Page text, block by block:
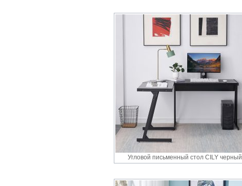
Угловой письменный стол CILY черный